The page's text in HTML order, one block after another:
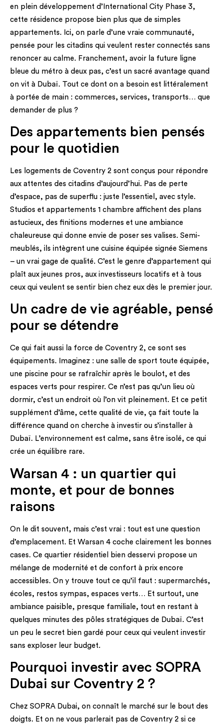
en plein développement d’International City Phase 3,
cette résidence propose bien plus que de simples
appartements. Ici, on parle d’une vraie communauté,
pensée pour les citadins qui veulent rester connectés sans
renoncer au calme. Franchement, avoir la future ligne
bleue du métro à deux pas, c’est un sacré avantage quand
on vit à Dubaï. Tout ce dont on a besoin est littéralement
à portée de main : commerces, services, transports… que
demander de plus ?
Des appartements bien pensés
pour le quotidien
Les logements de Coventry 2 sont conçus pour répondre
aux attentes des citadins d’aujourd’hui. Pas de perte
d’espace, pas de superflu : juste l’essentiel, avec style.
Studios et appartements 1 chambre affichent des plans
astucieux, des finitions modernes et une ambiance
chaleureuse qui donne envie de poser ses valises. Semi-
meublés, ils intègrent une cuisine équipée signée Siemens
– un vrai gage de qualité. C’est le genre d’appartement qui
plaît aux jeunes pros, aux investisseurs locatifs et à tous
ceux qui veulent se sentir bien chez eux dès le premier jour.
Un cadre de vie agréable, pensé
pour se détendre
Ce qui fait aussi la force de Coventry 2, ce sont ses
équipements. Imaginez : une salle de sport toute équipée,
une piscine pour se rafraîchir après le boulot, et des
espaces verts pour respirer. Ce n’est pas qu’un lieu où
dormir, c’est un endroit où l’on vit pleinement. Et ce petit
supplément d’âme, cette qualité de vie, ça fait toute la
différence quand on cherche à investir ou s’installer à
Dubaï. L’environnement est calme, sans être isolé, ce qui
crée un équilibre rare.
Warsan 4 : un quartier qui
monte, et pour de bonnes
raisons
On le dit souvent, mais c’est vrai : tout est une question
d’emplacement. Et Warsan 4 coche clairement les bonnes
cases. Ce quartier résidentiel bien desservi propose un
mélange de modernité et de confort à prix encore
accessibles. On y trouve tout ce qu’il faut : supermarchés,
écoles, restos sympas, espaces verts… Et surtout, une
ambiance paisible, presque familiale, tout en restant à
quelques minutes des pôles stratégiques de Dubaï. C’est
un peu le secret bien gardé pour ceux qui veulent investir
sans exploser leur budget.
Pourquoi investir avec SOPRA
Dubai sur Coventry 2 ?
Chez SOPRA Dubai, on connaît le marché sur le bout des
doigts. Et on ne vous parlerait pas de Coventry 2 si ce